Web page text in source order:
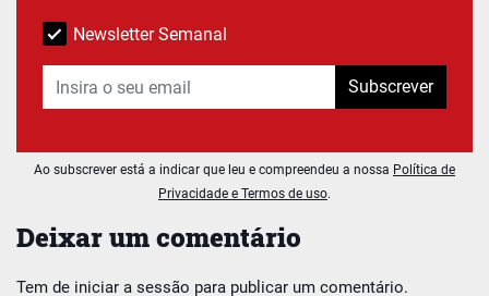
Deixar um comentário
Tem de iniciar a sessão para publicar um comentário.
Newsletter Semanal
Subscrever
Ao subscrever está a indicar que leu e compreendeu a nossa Política de
Privacidade e Termos de uso.